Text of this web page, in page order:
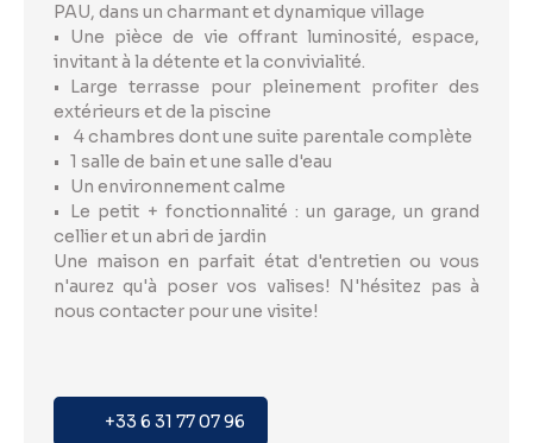
PAU, dans un charmant et dynamique village
Une pièce de vie offrant luminosité, espace,
invitant à la détente et la convivialité.
Large terrasse pour pleinement profiter des
extérieurs et de la piscine
4 chambres dont une suite parentale complète
1 salle de bain et une salle d'eau
Un environnement calme
Le petit + fonctionnalité : un garage, un grand
cellier et un abri de jardin
Une maison en parfait état d'entretien ou vous
n'aurez qu'à poser vos valises! N'hésitez pas à
nous contacter pour une visite!
+33 6 31 77 07 96